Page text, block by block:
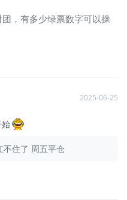
，有多少绿票数字可以操
2025-06-25
不住了 周五平仓